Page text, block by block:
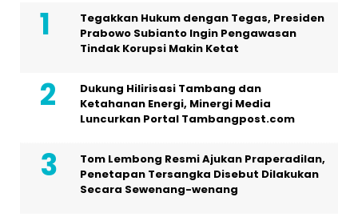
Tegakkan Hukum dengan Tegas, Presiden
Prabowo Subianto Ingin Pengawasan
Tindak Korupsi Makin Ketat
Dukung Hilirisasi Tambang dan
Ketahanan Energi, Minergi Media
Luncurkan Portal Tambangpost.com
Tom Lembong Resmi Ajukan Praperadilan,
Penetapan Tersangka Disebut Dilakukan
Secara Sewenang-wenang